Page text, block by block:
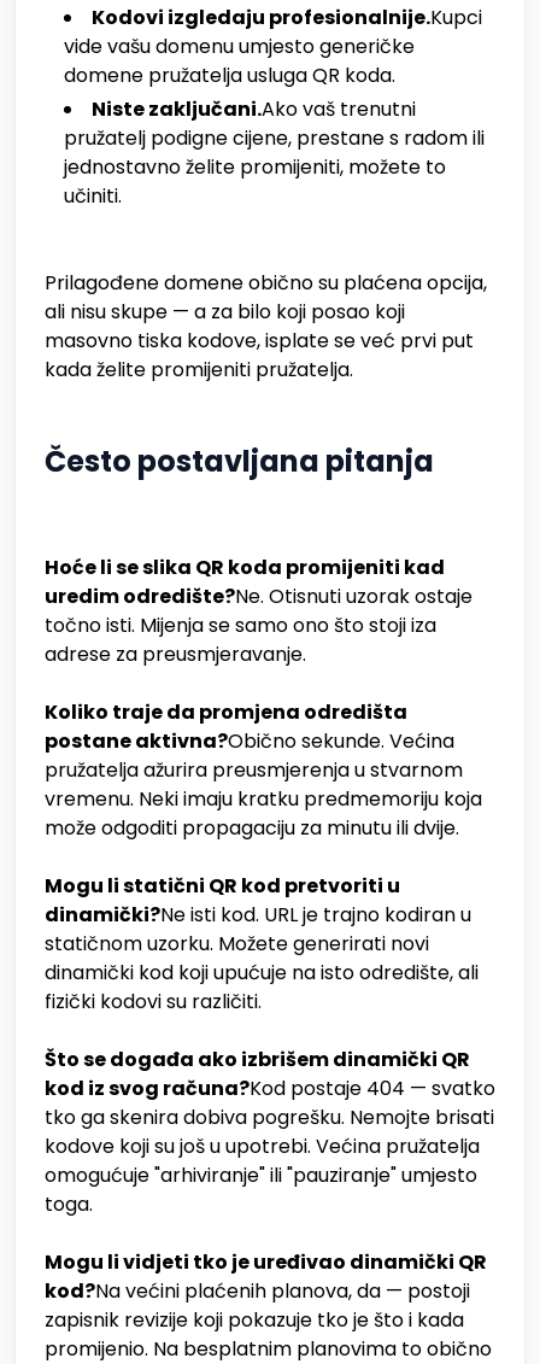
Kodovi izgledaju profesionalnije.Kupci
vide vašu domenu umjesto generičke
domene pružatelja usluga QR koda.
Niste zaključani.Ako vaš trenutni
pružatelj podigne cijene, prestane s radom ili
jednostavno želite promijeniti, možete to
učiniti.
Prilagođene domene obično su plaćena opcija,
ali nisu skupe — a za bilo koji posao koji
masovno tiska kodove, isplate se već prvi put
kada želite promijeniti pružatelja.
Često postavljana pitanja
Hoće li se slika QR koda promijeniti kad
uredim odredište?Ne. Otisnuti uzorak ostaje
točno isti. Mijenja se samo ono što stoji iza
adrese za preusmjeravanje.
Koliko traje da promjena odredišta
postane aktivna?Obično sekunde. Većina
pružatelja ažurira preusmjerenja u stvarnom
vremenu. Neki imaju kratku predmemoriju koja
može odgoditi propagaciju za minutu ili dvije.
Mogu li statični QR kod pretvoriti u
dinamički?Ne isti kod. URL je trajno kodiran u
statičnom uzorku. Možete generirati novi
dinamički kod koji upućuje na isto odredište, ali
fizički kodovi su različiti.
Što se događa ako izbrišem dinamički QR
kod iz svog računa?Kod postaje 404 — svatko
tko ga skenira dobiva pogrešku. Nemojte brisati
kodove koji su još u upotrebi. Većina pružatelja
omogućuje "arhiviranje" ili "pauziranje" umjesto
toga.
Mogu li vidjeti tko je uređivao dinamički QR
kod?Na većini plaćenih planova, da — postoji
zapisnik revizije koji pokazuje tko je što i kada
promijenio. Na besplatnim planovima to obično